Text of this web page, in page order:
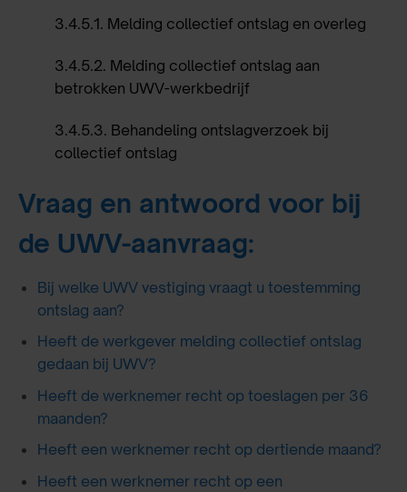
3.4.5.1. Melding collectief ontslag en overleg
3.4.5.2. Melding collectief ontslag aan
betrokken UWV-werkbedrijf
3.4.5.3. Behandeling ontslagverzoek bij
collectief ontslag
Vraag en antwoord voor bij
de UWV-aanvraag:
Bij welke UWV vestiging vraagt u toestemming
ontslag aan?
Heeft de werkgever melding collectief ontslag
gedaan bij UWV?
Heeft de werknemer recht op toeslagen per 36
maanden?
Heeft een werknemer recht op dertiende maand?
Heeft een werknemer recht op een